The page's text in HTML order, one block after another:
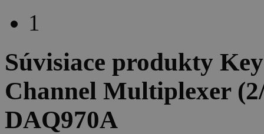
1
Súvisiace produkty
Channel Multiplexer
DAQ970A